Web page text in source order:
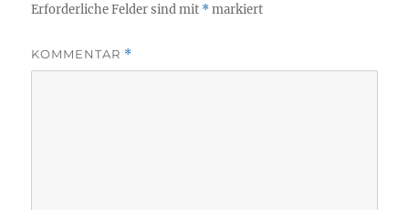
Erforderliche Felder sind mit *markiert
KOMMENTAR *